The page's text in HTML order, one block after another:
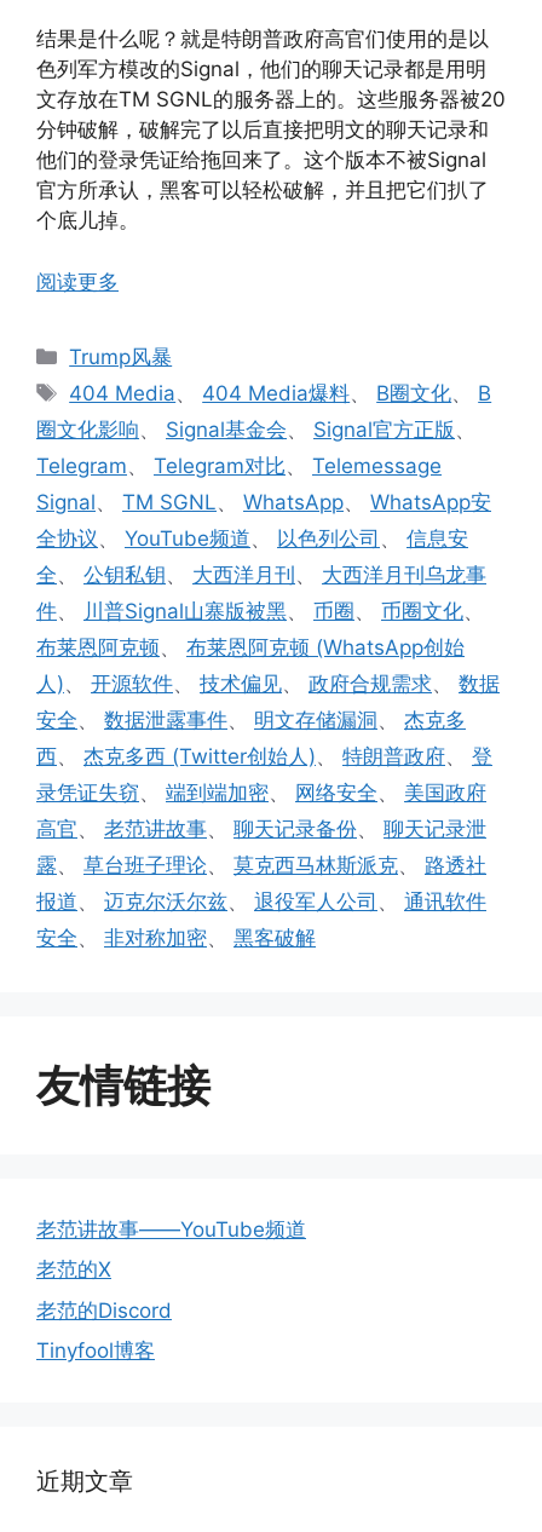
结果是什么呢？就是特朗普政府高官们使用的是以
色列军方模改的Signal，他们的聊天记录都是用明
文存放在TM SGNL的服务器上的。这些服务器被20
分钟破解，破解完了以后直接把明文的聊天记录和
他们的登录凭证给拖回来了。这个版本不被Signal
官方所承认，黑客可以轻松破解，并且把它们扒了
个底儿掉。
阅读更多
分
类
Trump风暴
标
签
404 Media、 404 Media爆料、 B圈文化、 B
圈文化影响、 Signal基金会、 Signal官方正版 、
Telegram、 Telegram对比、 Telemessage
Signal、 TM SGNL、 WhatsApp、 WhatsApp安
全协议 、 YouTube频道、 以色列公司 、 信息安
全、 公钥私钥、 大西洋月刊、 大西洋月刊乌龙事
件、 川普Signal山寨版被黑、 币圈、 币圈文化、
布莱恩阿克顿、 布莱恩阿克顿 (WhatsApp创始
人)、 开源软件、 技术偏见、 政府合规需求、 数据
安全、 数据泄露事件、 明文存储漏洞、 杰克多
西、 杰克多西 (Twitter创始人)、 特朗普政府、 登
录凭证失窃、 端到端加密、 网络安全、 美国政府
高官、 老范讲故事、 聊天记录备份、 聊天记录泄
露、 草台班子理论、 莫克西马林斯派克、 路透社
报道、 迈克尔沃尔兹、 退役军人公司 、 通讯软件
安全、 非对称加密、 黑客破解
友情链接
老范讲故事——YouTube频道
老范的X
老范的Discord
Tinyfool博客
近期文章